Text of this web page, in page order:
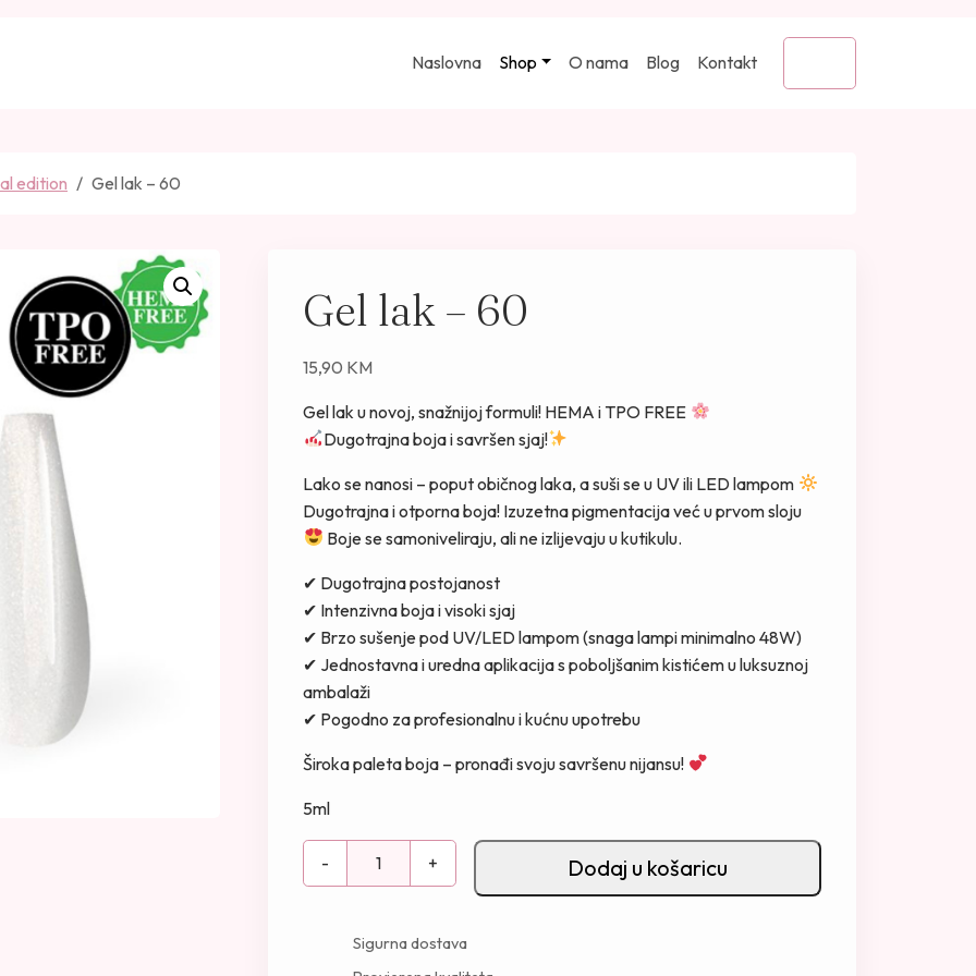
Naslovna Shop O nama Blog
Kontakt
edition Gel lak – 60
Gel lak – 60
15,90 KM
Gel lak u novoj, snažnijoj formuli! HEMA i TPO FREE
Dugotrajna boja i savršen sjaj!
Lako se nanosi – poput običnog laka, a suši se u UV ili LED lampom
Dugotrajna i otporna boja! Izuzetna pigmentacija već u prvom sloju
Boje se samoniveliraju, ali ne izlijevaju u kutikulu.
✔ Dugotrajna postojanost
✔ Intenzivna boja i visoki sjaj
✔ Brzo sušenje pod UV/LED lampom (snaga lampi minimalno 48W)
✔ Jednostavna i uredna aplikacija s poboljšanim kistićem u luksuznoj
ambalaži
✔ Pogodno za profesionalnu i kućnu upotrebu
Široka paleta boja – pronađi svoju savršenu nijansu!
5ml
-
G
e
+ Dodaj u košaricu
Sigurna dostava